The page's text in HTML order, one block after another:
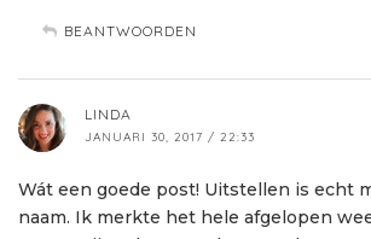
BEANTWOORDEN
LINDA
JANUARI 30, 2017 / 22:33
Wát een goede post! Uitstellen is echt
naam. Ik merkte het hele afgelopen